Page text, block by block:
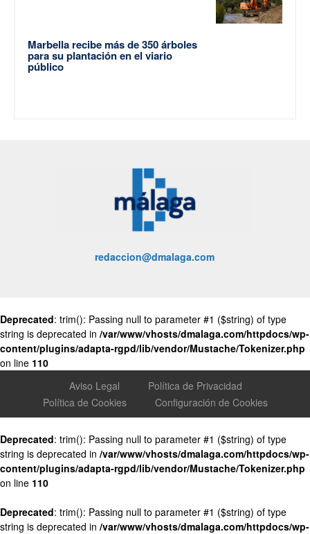
Marbella recibe más de 350 árboles
para su plantación en el viario
público
redaccion@dmalaga.com
Deprecated: trim(): Passing null to parameter #1 ($string) of type
string is deprecated in /var/www/vhosts/dmalaga.com/httpdocs/wp-
content/plugins/adapta-rgpd/lib/vendor/Mustache/Tokenizer.php
on line 110
Aviso Legal
Política de Privacidad
Política de Cookies
Configuración de Cookies
Deprecated: trim(): Passing null to parameter #1 ($string) of type
string is deprecated in /var/www/vhosts/dmalaga.com/httpdocs/wp-
content/plugins/adapta-rgpd/lib/vendor/Mustache/Tokenizer.php
on line 110
Deprecated: trim(): Passing null to parameter #1 ($string) of type
string is deprecated in /var/www/vhosts/dmalaga.com/httpdocs/wp-